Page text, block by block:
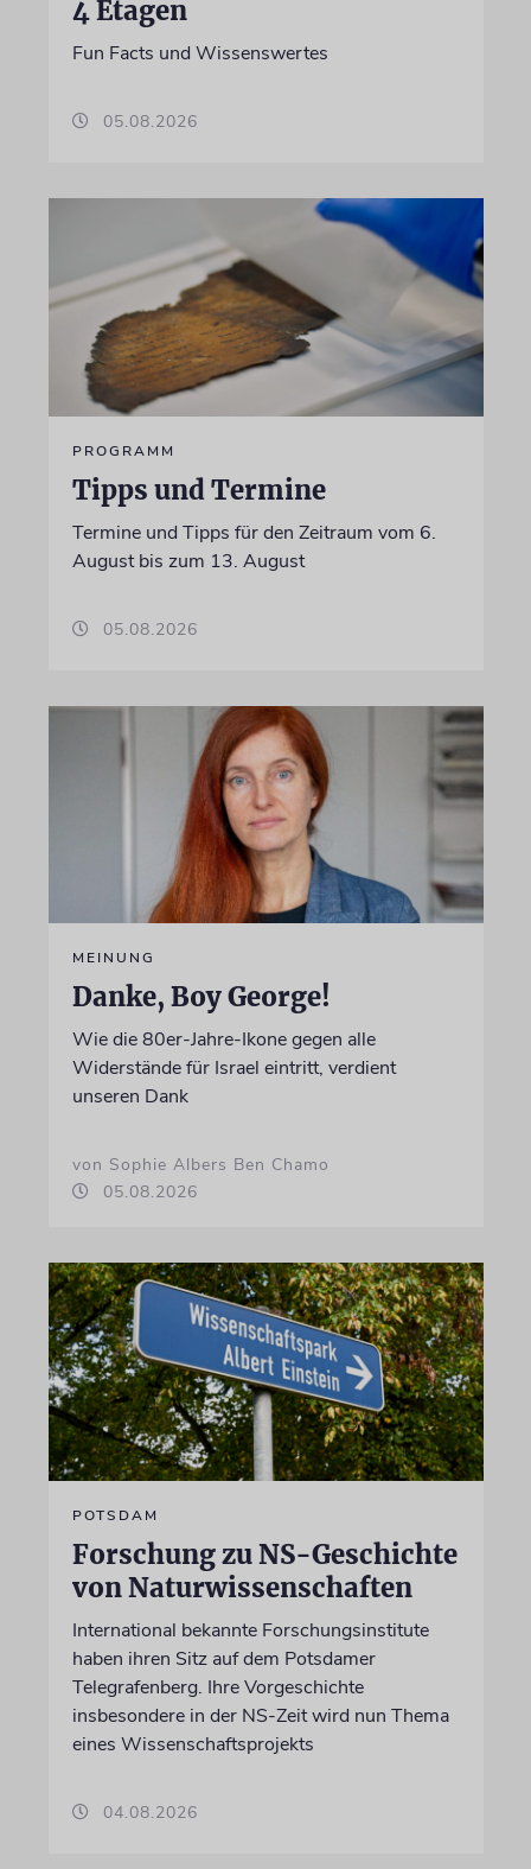
4 Etagen
Fun Facts und Wissenswertes
05.08.2026
PROGRAMM
Tipps und Termine
Termine und Tipps für den Zeitraum vom 6.
August bis zum 13. August
05.08.2026
MEINUNG
Danke, Boy George!
Wie die 80er-Jahre-Ikone gegen alle
Widerstände für Israel eintritt, verdient
unseren Dank
von Sophie Albers Ben Chamo
05.08.2026
POTSDAM
Forschung zu NS-Geschichte
von Naturwissenschaften
International bekannte Forschungsinstitute
haben ihren Sitz auf dem Potsdamer
Telegrafenberg. Ihre Vorgeschichte
insbesondere in der NS-Zeit wird nun Thema
eines Wissenschaftsprojekts
04.08.2026